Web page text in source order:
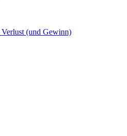
Verlust (und Gewinn)